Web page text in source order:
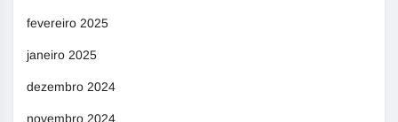
fevereiro 2025
janeiro 2025
dezembro 2024
novembro 2024